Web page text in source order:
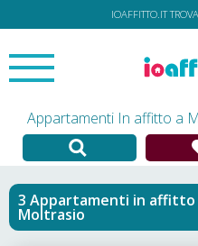
IOAFFITTO.IT
Appartamenti In affitto a
Appartamenti in affitto
Moltrasio